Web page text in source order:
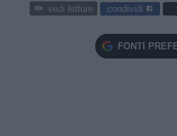
vedi letture condividi
FONTI